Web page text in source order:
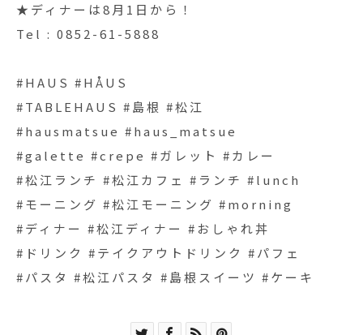
★ディナーは8月1日から！
Tel : 0852-61-5888
#HAUS #HÅUS
#TABLEHAUS #島根 #松江
#hausmatsue #haus_matsue
#galette #crepe #ガレット #カレー
#松江ランチ #松江カフェ #ランチ #lunch
#モーニング #松江モーニング #morning
#ディナー #松江ディナー #おしゃれ丼
#ドリンク #テイクアウトドリンク #パフェ
#パスタ #松江パスタ #島根スイーツ #ケーキ